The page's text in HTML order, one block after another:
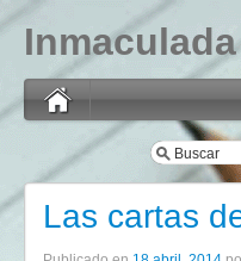
Las cartas